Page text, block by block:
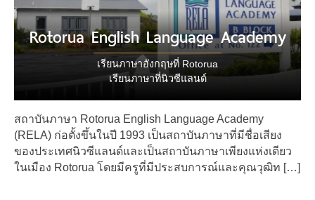
Rotorua English Language Academy
เรียนภาษาอังกฤษที่ Rotorua
เรียนภาษาที่นิวซีแลนด์
สถาบันภาษา Rotorua English Language Academy
(RELA) ก่อตั้งขึ้นในปี 1993 เป็นสถาบันภาษาที่มีชื่อเสียง
ของประเทศนิวซีแลนด์และเป็นสถาบันภาษาเพียงแห่งเดียว
ในเมือง Rotorua โดยมีครูที่มีประสบการณ์และคุณวุฒิท […]